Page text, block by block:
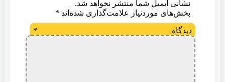
نشانی ایمیل شما منتشر نخواهد شد.
بخش‌های موردنیاز علامت‌گذاری شده‌اند *
دیدگاه *